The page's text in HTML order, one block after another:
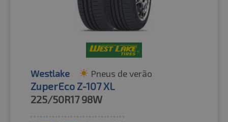
Westlake Pneus de verão
ZuperEco Z-107 XL
225/50R17 98W